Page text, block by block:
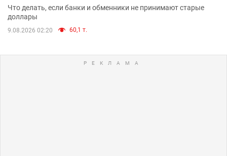
Что делать, если банки и обменники не принимают старые
доллары
9.08.2026 02:20 60,1 т.